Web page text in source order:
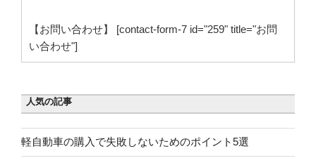
【お問い合わせ】 [contact-form-7 id="259" title="お問
い合わせ"]
人気の記事
軽自動車の購入で失敗しないためのポイント5選